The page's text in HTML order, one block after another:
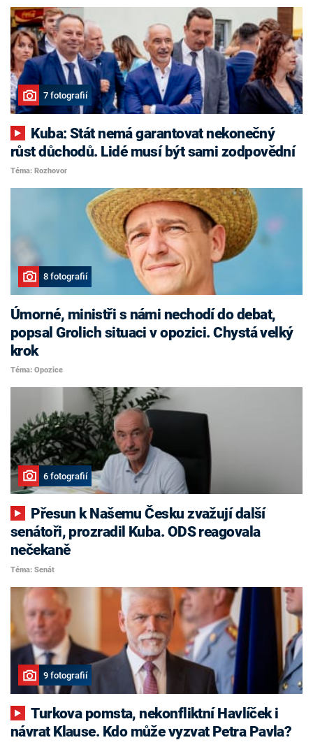
7 fotografií
růst důchodů. Lidé musí být sami zodpovědní
Téma: Rozhovor
8 fotografií
Úmorné, ministři s námi nechodí do debat,
popsal Grolich situaci v opozici. Chystá velký
krok
Téma: Opozice
6 fotografií
senátoři, prozradil Kuba. ODS reagovala
nečekaně
Téma: Senát
9 fotografií
Turkova pomsta, nekonfliktní Havlíček i
návrat Klause. Kdo může vyzvat Petra Pavla?